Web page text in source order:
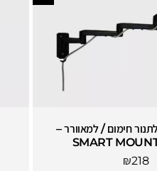
חימום / למאוורר –
SMART
₪218